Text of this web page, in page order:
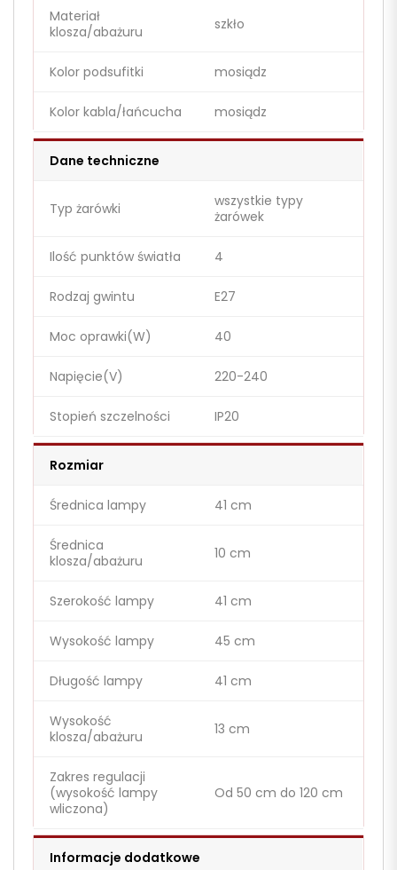
Materiał
klosza/abażuru
szkło
Kolor podsufitki mosiądz
Kolor kabla/łańcucha mosiądz
Dane techniczne
Typ żarówki
wszystkie typy
żarówek
Ilość punktów światła 4
Rodzaj gwintu E27
Moc oprawki(W) 40
Napięcie(V) 220-240
Stopień szczelności IP20
Rozmiar
Średnica lampy 41 cm
Średnica
klosza/abażuru
10 cm
Szerokość lampy 41 cm
Wysokość lampy 45 cm
Długość lampy 41 cm
Wysokość
klosza/abażuru
13 cm
Zakres regulacji
(wysokość lampy
wliczona)
Od 50 cm do 120 cm
Informacje dodatkowe